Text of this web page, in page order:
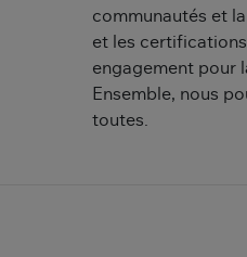
communautés et
et les
engagement pour
Ensemble, nous
toutes.